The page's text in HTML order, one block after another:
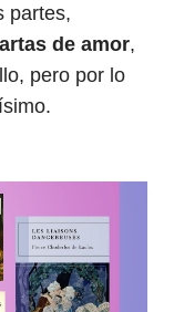
partes,
de amor,
pero por lo